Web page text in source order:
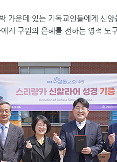
가운데 있는 기독교인들에게 신앙
게 구원의 은혜를 전하는 영적 도